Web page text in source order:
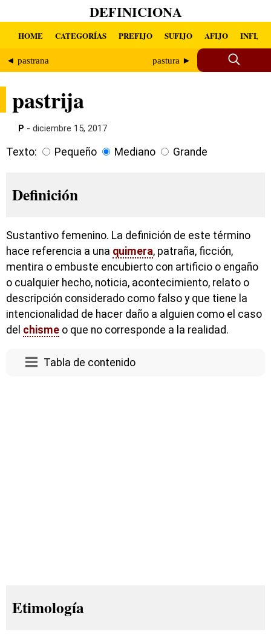
DEFINICIONA
HOME CATEGORÍAS PREFIJO SUFIJO AFIJO INFIJO
◄ pastrana pastura ►
pastrija
P - diciembre 15, 2017
Texto: Pequeño Mediano Grande
Definición
Sustantivo femenino. La definición de este término
hace referencia a una quimera, patraña, ficción,
mentira o embuste encubierto con artificio o engaño
o cualquier hecho, noticia, acontecimiento, relato o
descripción considerado como falso y que tiene la
intencionalidad de hacer daño a alguien como el caso
del chisme o que no corresponde a la realidad.
Tabla de contenido
Etimología